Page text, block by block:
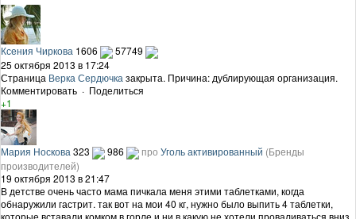
Ксения Чиркова 1606
57749
25 октября 2013 в 17:24
Страница Верка Сердючка закрыта. Причина: дублирующая организация.
Комментировать · Поделиться
+1
Мария Носкова 323 986 про Уголь активированный (Бренды
производителей)
19 октября 2013 в 21:47
В детстве очень часто мама пичкала меня этими таблетками, когда
обнаружили гастрит. так вот на мои 40 кг, нужно было выпить 4 таблетки,
которые вставали комком в горле и ни в какую не хотели проваливаться вниз